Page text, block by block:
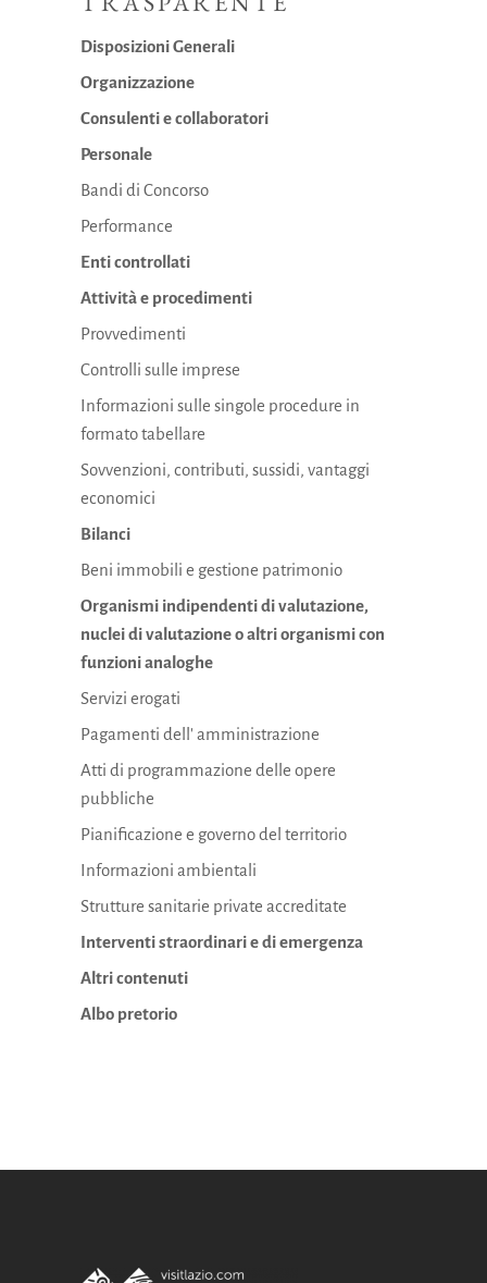
Disposizioni Generali
Organizzazione
Consulenti e collaboratori
Personale
Bandi di Concorso
Performance
Enti controllati
Attività e procedimenti
Provvedimenti
Controlli sulle imprese
Informazioni sulle singole procedure in
formato tabellare
Sovvenzioni, contributi, sussidi, vantaggi
economici
Bilanci
Beni immobili e gestione patrimonio
Organismi indipendenti di valutazione,
nuclei di valutazione o altri organismi con
funzioni analoghe
Servizi erogati
Pagamenti dell' amministrazione
Atti di programmazione delle opere
pubbliche
Pianificazione e governo del territorio
Informazioni ambientali
Strutture sanitarie private accreditate
Interventi straordinari e di emergenza
Altri contenuti
Albo pretorio